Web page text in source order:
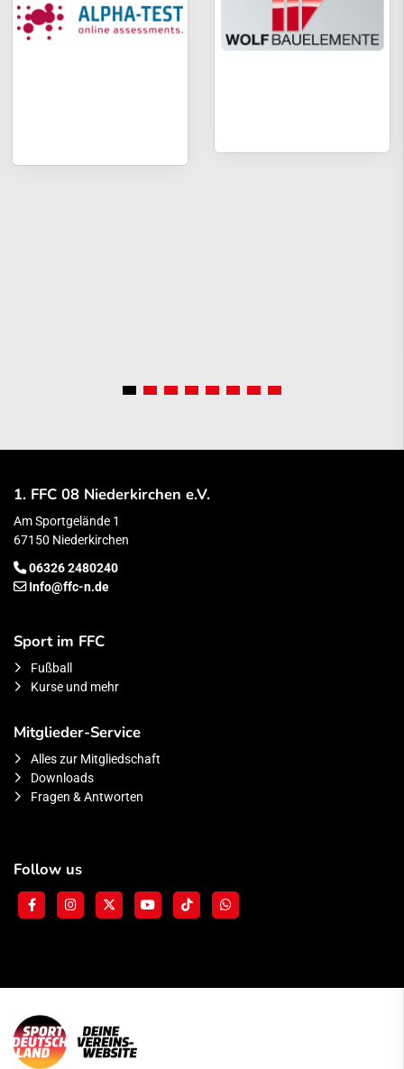
1. FFC 08 Niederkirchen e.V.
Am Sportgelände 1
67150 Niederkirchen
06326 2480240
Info@ffc-n.de
Sport im FFC
Fußball
Kurse und mehr
Mitglieder-Service
Alles zur Mitgliedschaft
Downloads
Fragen & Antworten
Follow us